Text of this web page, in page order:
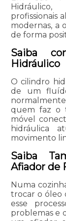
Hidráulico,
profissionais
modernas, a
de forma
Saiba
Hidráulico
O cilindro
de um
quem faz o
móvel
hidráulica
movimento
Saiba
Afiador de
Numa
trocar o óleo
esse
problemas e